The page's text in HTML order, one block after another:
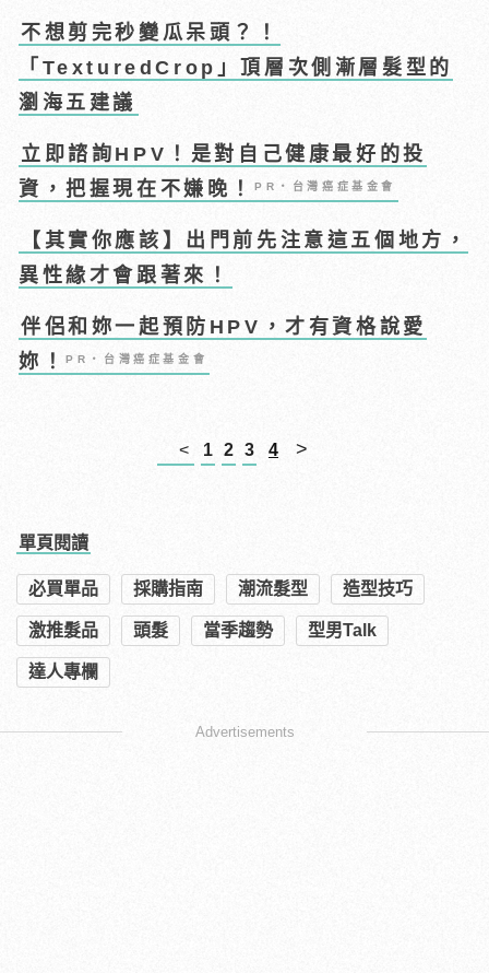
不想剪完秒變瓜呆頭？！
「TexturedCrop」頂層次側漸層髮型的
瀏海五建議
立即諮詢HPV！是對自己健康最好的投
資，把握現在不嫌晚！PR・台灣癌症基金會
【其實你應該】出門前先注意這五個地方，
異性緣才會跟著來！
伴侶和妳一起預防HPV，才有資格說愛
妳！PR・台灣癌症基金會
< 1 2 3 4 >
單頁閱讀
必買單品 採購指南 潮流髮型 造型技巧
激推髮品 頭髮 當季趨勢 型男Talk
達人專欄
Advertisements